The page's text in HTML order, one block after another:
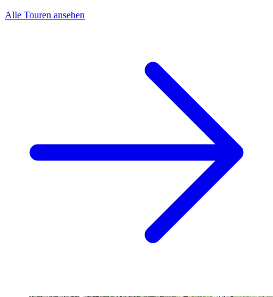
Alle Touren ansehen